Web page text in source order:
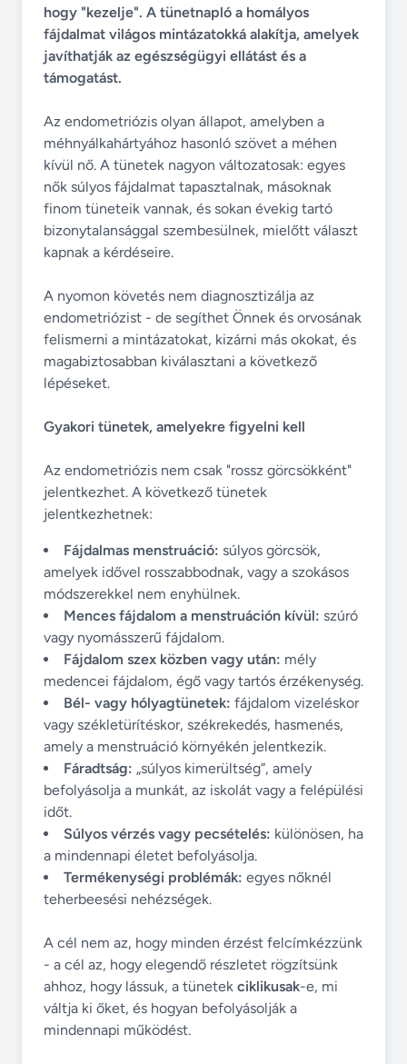
hogy "kezelje". A tünetnapló a homályos
fájdalmat világos mintázatokká alakítja, amelyek
javíthatják az egészségügyi ellátást és a
támogatást.
Az endometriózis olyan állapot, amelyben a
méhnyálkahártyához hasonló szövet a méhen
kívül nő. A tünetek nagyon változatosak: egyes
nők súlyos fájdalmat tapasztalnak, másoknak
finom tüneteik vannak, és sokan évekig tartó
bizonytalansággal szembesülnek, mielőtt választ
kapnak a kérdéseire.
A nyomon követés nem diagnosztizálja az
endometriózist - de segíthet Önnek és orvosának
felismerni a mintázatokat, kizárni más okokat, és
magabiztosabban kiválasztani a következő
lépéseket.
Gyakori tünetek, amelyekre figyelni kell
Az endometriózis nem csak "rossz görcsökként"
jelentkezhet. A következő tünetek
jelentkezhetnek:
Fájdalmas menstruáció: súlyos görcsök,
amelyek idővel rosszabbodnak, vagy a szokásos
módszerekkel nem enyhülnek.
Mences fájdalom a menstruáción kívül: szúró
vagy nyomásszerű fájdalom.
Fájdalom szex közben vagy után: mély
medencei fájdalom, égő vagy tartós érzékenység.
Bél- vagy hólyagtünetek: fájdalom vizeléskor
vagy székletürítéskor, székrekedés, hasmenés,
amely a menstruáció környékén jelentkezik.
Fáradtság: „súlyos kimerültség”, amely
befolyásolja a munkát, az iskolát vagy a felépülési
időt.
Súlyos vérzés vagy pecsételés: különösen, ha
a mindennapi életet befolyásolja.
Termékenységi problémák: egyes nőknél
teherbeesési nehézségek.
A cél nem az, hogy minden érzést felcímkézzünk
- a cél az, hogy elegendő részletet rögzítsünk
ahhoz, hogy lássuk, a tünetek ciklikusak-e, mi
váltja ki őket, és hogyan befolyásolják a
mindennapi működést.